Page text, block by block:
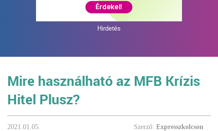
Hirdetés
Mire használható az MFB Krízis
Hitel Plusz?
2021.01.05. Szerző: Expresszkolcson